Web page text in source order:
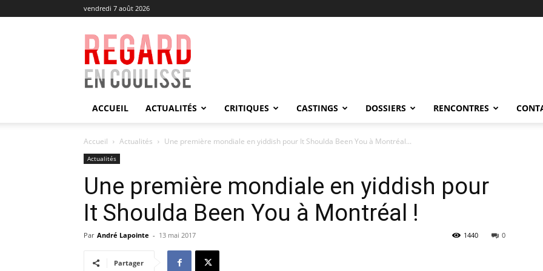
vendredi 7 août 2026
Regard
en
Coulisse
ACCUEIL ACTUALITÉS CRITIQUES CASTINGS DOSSIERS RENCONTRES
Accueil Actualités Une première mondiale en yiddish pour It Shoulda Been You à Montréal...
Actualités
Une première mondiale en yiddish pour
It Shoulda Been You à Montréal !
Par André Lapointe - 13 mai 2017 0
1440
Partager